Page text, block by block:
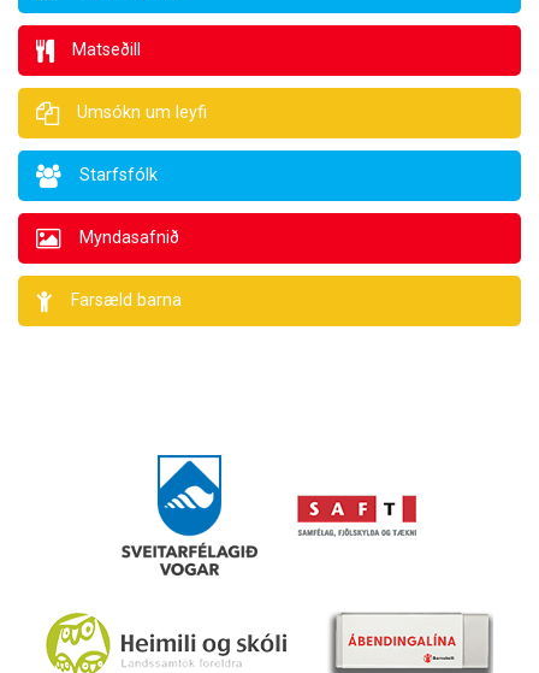
Matseðill
Umsókn um leyfi
Starfsfólk
Myndasafnið
Farsæld barna